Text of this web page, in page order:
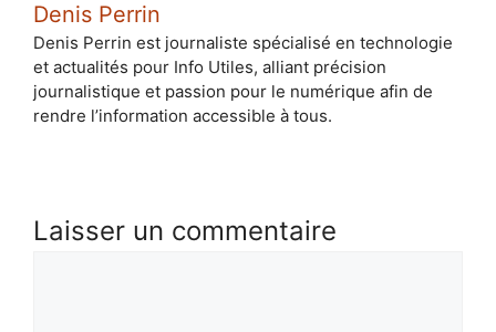
Denis Perrin
Denis Perrin est journaliste spécialisé en technologie
et actualités pour Info Utiles, alliant précision
journalistique et passion pour le numérique afin de
rendre l’information accessible à tous.
Laisser un commentaire